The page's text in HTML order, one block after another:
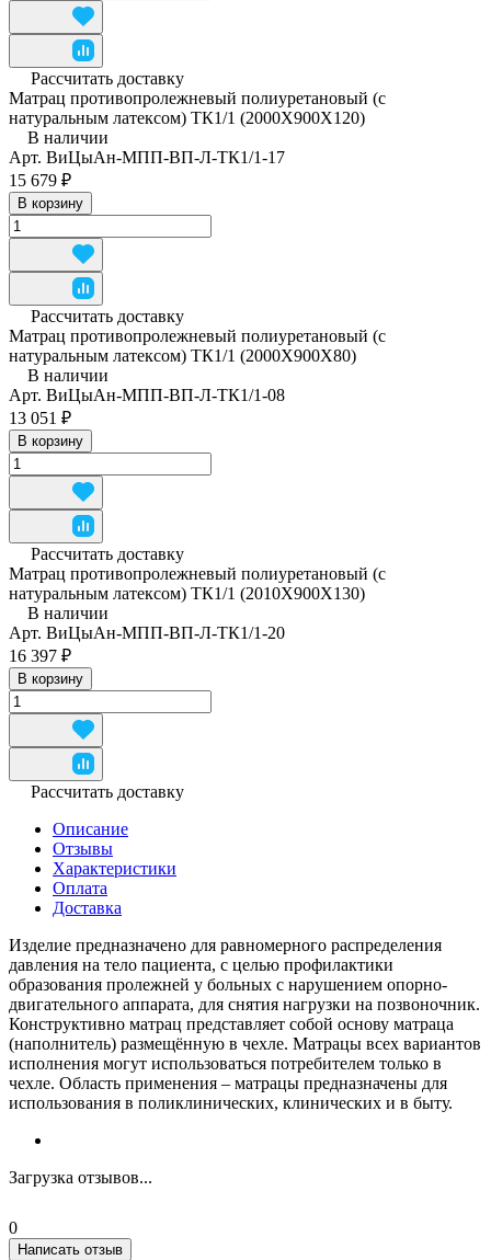
Рассчитать доставку
Матрац противопролежневый полиуретановый (с
натуральным латексом) ТК1/1 (2000Х900Х120)
В наличии
Арт. ВиЦыАн-МПП-ВП-Л-ТК1/1-17
15 679 ₽
В корзину
Рассчитать доставку
Матрац противопролежневый полиуретановый (с
натуральным латексом) ТК1/1 (2000Х900Х80)
В наличии
Арт. ВиЦыАн-МПП-ВП-Л-ТК1/1-08
13 051 ₽
В корзину
Рассчитать доставку
Матрац противопролежневый полиуретановый (с
натуральным латексом) ТК1/1 (2010Х900Х130)
В наличии
Арт. ВиЦыАн-МПП-ВП-Л-ТК1/1-20
16 397 ₽
В корзину
Рассчитать доставку
Описание
Отзывы
Характеристики
Оплата
Доставка
Изделие предназначено для равномерного распределения
давления на тело пациента, с целью профилактики
образования пролежней у больных с нарушением опорно-
двигательного аппарата, для снятия нагрузки на позвоночник.
Конструктивно матрац представляет собой основу матраца
(наполнитель) размещённую в чехле. Матрацы всех вариантов
исполнения могут использоваться потребителем только в
чехле. Область применения – матрацы предназначены для
использования в поликлинических, клинических и в быту.
Загрузка отзывов...
0
Написать отзыв